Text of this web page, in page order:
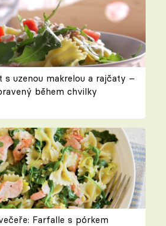
s uzenou makrelou a rajčaty –
během chvilky
Farfalle s pórkem